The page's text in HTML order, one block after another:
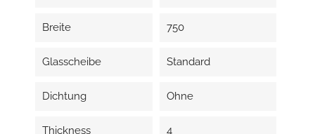
Breite 750
Glasscheibe Standard
Dichtung Ohne
Thickness 4